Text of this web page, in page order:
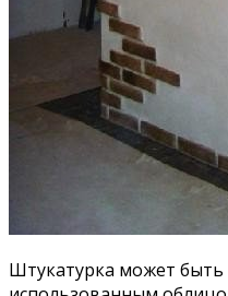
Штукатурка может